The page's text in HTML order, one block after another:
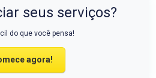
seus serviços?
do que você pensa!
agora!